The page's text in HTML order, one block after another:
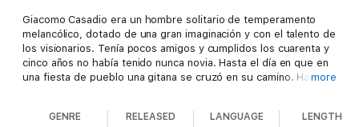
Giacomo Casadio era un hombre solitario de temperamento
melancólico, dotado de una gran imaginación y con el talento de
los visionarios. Tenía pocos amigos y cumplidos los cuarenta y
cinco años no había tenido nunca novia. Hasta el día en que en
una fiesta de pueblo una gitana se cruzó en su camino. Hacía
cintura. Él siempre la había esquivado, cohibido por su
more
GENRE RELEASED LANGUAGE LENGTH